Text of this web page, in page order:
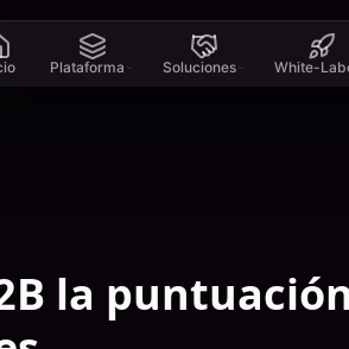
Plataforma Soluciones White-
la